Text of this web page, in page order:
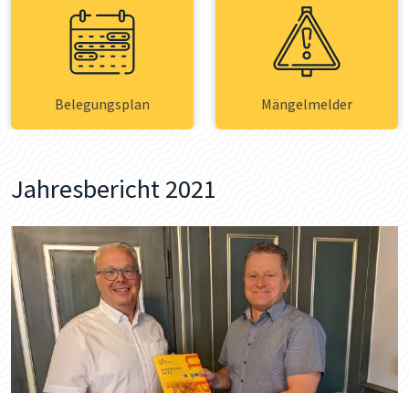
Belegungsplan Mängelmelder
Jahresbericht 2021